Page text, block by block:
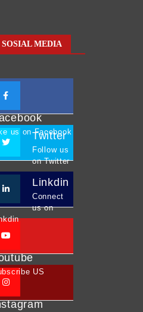
SOSIAL MEDIA
us on Facebook
Twitter
Follow us
on Twitter
Linkdin
Connect
us on
US